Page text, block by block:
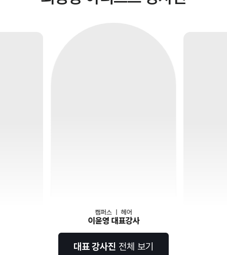
캠퍼스 ｜ 헤어
이윤영 대표강사
대표 강사진 전체 보기